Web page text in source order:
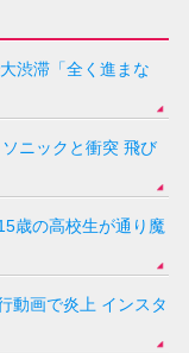
渋滞「全く進まな
ニックと衝突 飛び
歳の高校生が通り魔
動画で炎上 インスタ